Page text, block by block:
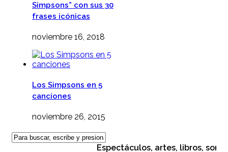
Simpsons” con sus 30
frases icónicas
noviembre 16, 2018
Los Simpsons en 5
canciones
noviembre 26, 2015
Espectáculos, artes, libros,